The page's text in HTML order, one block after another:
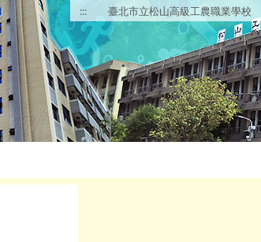
::: 臺北市立松山高級工農職業學校